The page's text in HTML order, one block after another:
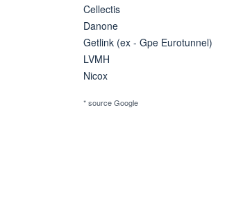
Cellectis
Danone
Getlink (ex - Gpe Eurotunnel)
LVMH
Nicox
* source Google